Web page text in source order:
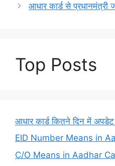
आधार कार्ड से
Top Posts
आधार कार्ड कितने दिन में अपडेट
EID Number Means in
C/O Means in Aadhar